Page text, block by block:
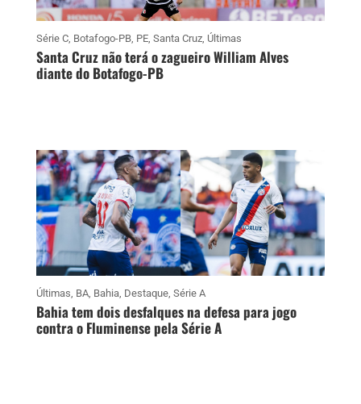
Série C, Botafogo-PB, PE, Santa Cruz, Últimas
Santa Cruz não terá o zagueiro William Alves
diante do Botafogo-PB
Últimas, BA, Bahia, Destaque, Série A
Bahia tem dois desfalques na defesa para jogo
contra o Fluminense pela Série A